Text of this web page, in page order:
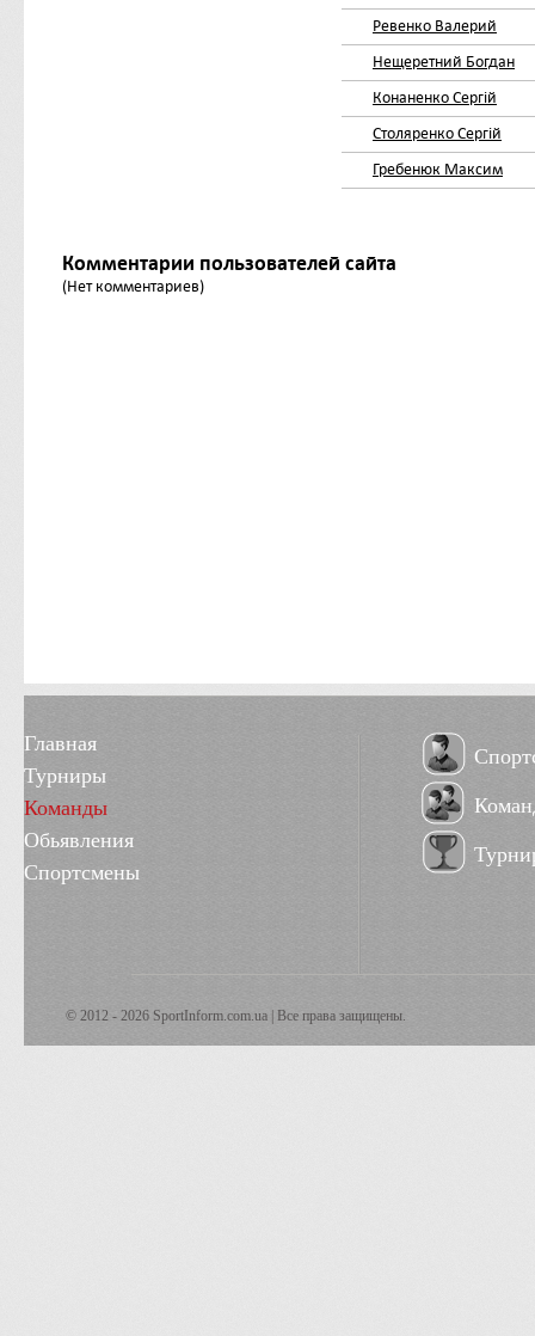
Ревенко Валерий
Нещеретний Богдан
Конаненко Сергій
Столяренко Сергій
Гребенюк Максим
Комментарии пользователей сайта
(Нет комментариев)
Главная
Турниры
Команды
Обьявления
Спортсмены
© 2012 - 2026 SportInform.com.ua | Все права защищены.